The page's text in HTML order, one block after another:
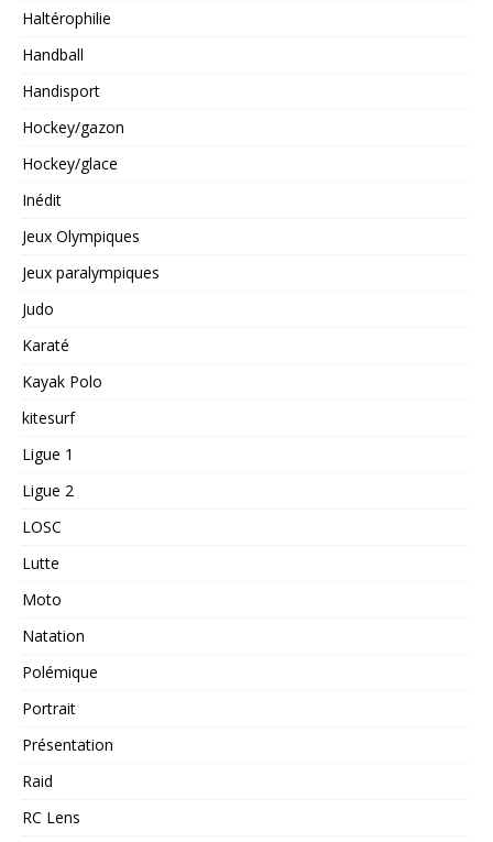
Haltérophilie
Handball
Handisport
Hockey/gazon
Hockey/glace
Inédit
Jeux Olympiques
Jeux paralympiques
Judo
Karaté
Kayak Polo
kitesurf
Ligue 1
Ligue 2
LOSC
Lutte
Moto
Natation
Polémique
Portrait
Présentation
Raid
RC Lens